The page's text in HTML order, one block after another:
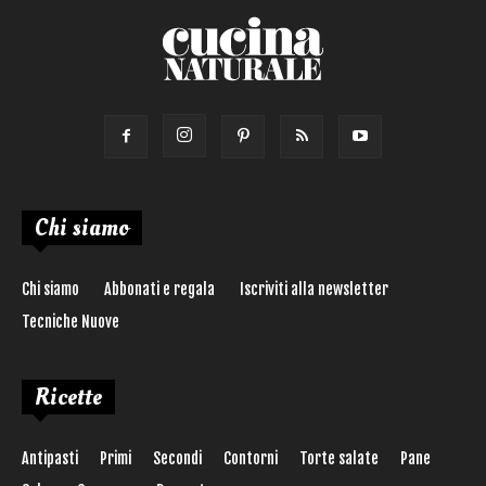
Chi siamo
Chi siamo Abbonati e regala
Iscriviti alla newsletter
Tecniche Nuove
Ricette
Antipasti Primi Secondi Contorni Torte salate
Pane